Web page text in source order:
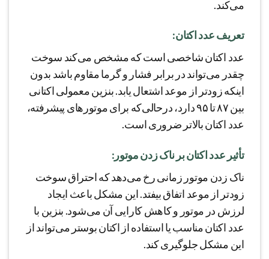
می‌کند.
تعریف عدد اکتان:
عدد اکتان شاخصی است که مشخص می‌کند سوخت
چقدر می‌تواند در برابر فشار و گرما مقاوم باشد بدون
اینکه زودتر از موعد اشتعال یابد. بنزین معمولی اکتانی
بین ۸۷ تا ۹۵ دارد، درحالی‌که برای موتورهای پیشرفته،
عدد اکتان بالاتر ضروری است.
تأثیر عدد اکتان بر ناک زدن موتور:
ناک زدن موتور زمانی رخ می‌دهد که احتراق سوخت
زودتر از موعد اتفاق بیفتد. این مشکل باعث ایجاد
لرزش در موتور و کاهش کارایی آن می‌شود. بنزین با
عدد اکتان مناسب یا استفاده از اکتان بوستر می‌تواند از
این مشکل جلوگیری کند.